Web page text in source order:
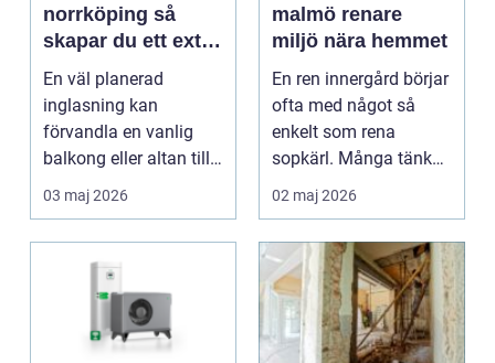
norrköping så
skapar du ett extra
rum utomhus
En väl planerad
inglasning kan
förvandla en vanlig
balkong eller altan till
ett extra rum som går
03 maj 2026
malmö renare
miljö nära hemmet
En ren innergård börjar
ofta med något så
enkelt som rena
sopkärl. Många tänker
på städning inomhus
02 maj 2026